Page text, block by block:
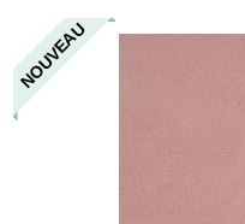
NOUVEAU